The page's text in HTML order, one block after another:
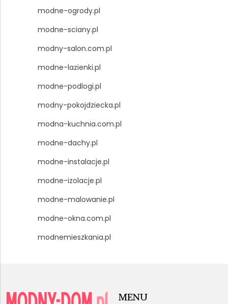
modne-ogrody.pl
modne-sciany.pl
modny-salon.com.pl
modne-lazienki.pl
modne-podlogi.pl
modny-pokojdziecka.pl
modna-kuchnia.com.pl
modne-dachy.pl
modne-instalacje.pl
modne-izolacje.pl
modne-malowanie.pl
modne-okna.com.pl
modnemieszkania.pl
MENU